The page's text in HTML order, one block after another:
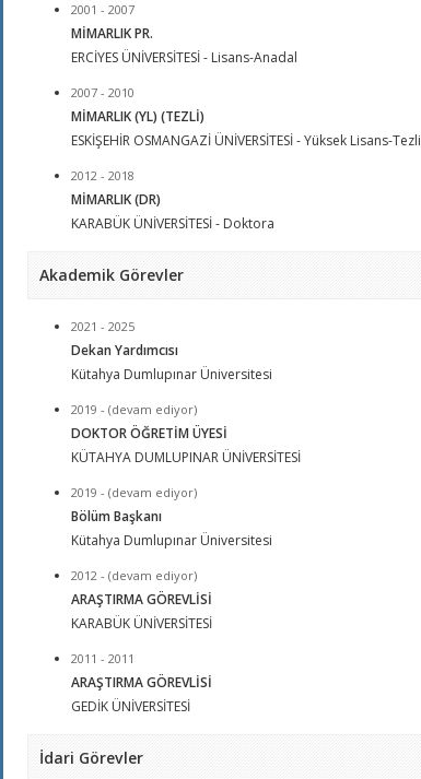
2001 - 2007
MİMARLIK PR.
ERCİYES ÜNİVERSİTESİ - Lisans-Anadal
2007 - 2010
MİMARLIK (YL) (TEZLİ)
ESKİŞEHİR OSMANGAZİ ÜNİVERSİTESİ - Yüksek Lisans-Tezli
2012 - 2018
MİMARLIK (DR)
KARABÜK ÜNİVERSİTESİ - Doktora
Akademik Görevler
2021 - 2025
Dekan Yardımcısı
Kütahya Dumlupınar Üniversitesi
2019 - (devam ediyor)
DOKTOR ÖĞRETİM ÜYESİ
KÜTAHYA DUMLUPINAR ÜNİVERSİTESİ
2019 - (devam ediyor)
Bölüm Başkanı
Kütahya Dumlupınar Üniversitesi
2012 - (devam ediyor)
ARAŞTIRMA GÖREVLİSİ
KARABÜK ÜNİVERSİTESİ
2011 - 2011
ARAŞTIRMA GÖREVLİSİ
GEDİK ÜNİVERSİTESİ
İdari Görevler